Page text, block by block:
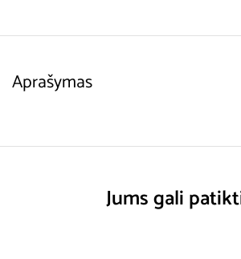
Aprašymas
Jums gali